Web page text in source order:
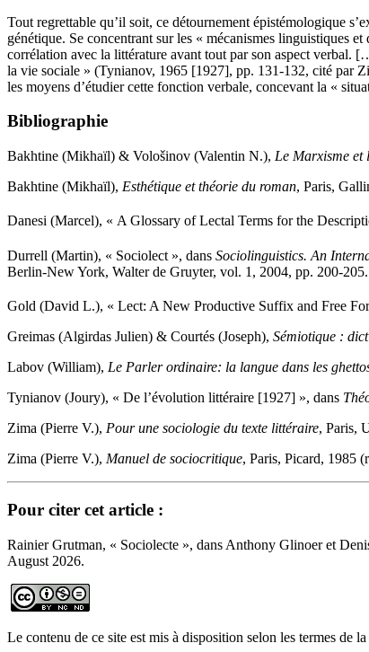
Tout regrettable qu’il soit, ce détournement épistémologique
génétique. Se concentrant sur les « mécanismes linguistiques
corrélation avec la littérature avant tout par son aspect verbal.
la vie sociale » (Tynianov, 1965 [1927], pp. 131-132, cité par
les moyens d’étudier cette fonction verbale, concevant la «
Bibliographie
Bakhtine (Mikhaïl) & Vološinov (Valentin N.), Le Marxisme et
Bakhtine (Mikhaïl), Esthétique et théorie du roman, Paris,
Danesi (Marcel), « A Glossary of Lectal Terms for the
Durrell (Martin), « Sociolect », dans Sociolinguistics. An
Berlin-New York, Walter de Gruyter, vol. 1, 2004, pp. 200-205.
Gold (David L.), « Lect: A New Productive Suffix and Free
Greimas (Algirdas Julien) & Courtés (Joseph), Sémiotique :
Labov (William), Le Parler ordinaire: la langue dans les
Tynianov (Joury), « De l’évolution littéraire [1927] », dans
Zima (Pierre V.), Pour une sociologie du texte littéraire, Paris,
Zima (Pierre V.), Manuel de sociocritique, Paris, Picard, 1985
Pour citer cet article :
Rainier Grutman, « Sociolecte », dans Anthony Glinoer et
August 2026.
Le contenu de ce site est mis à disposition selon les termes de la